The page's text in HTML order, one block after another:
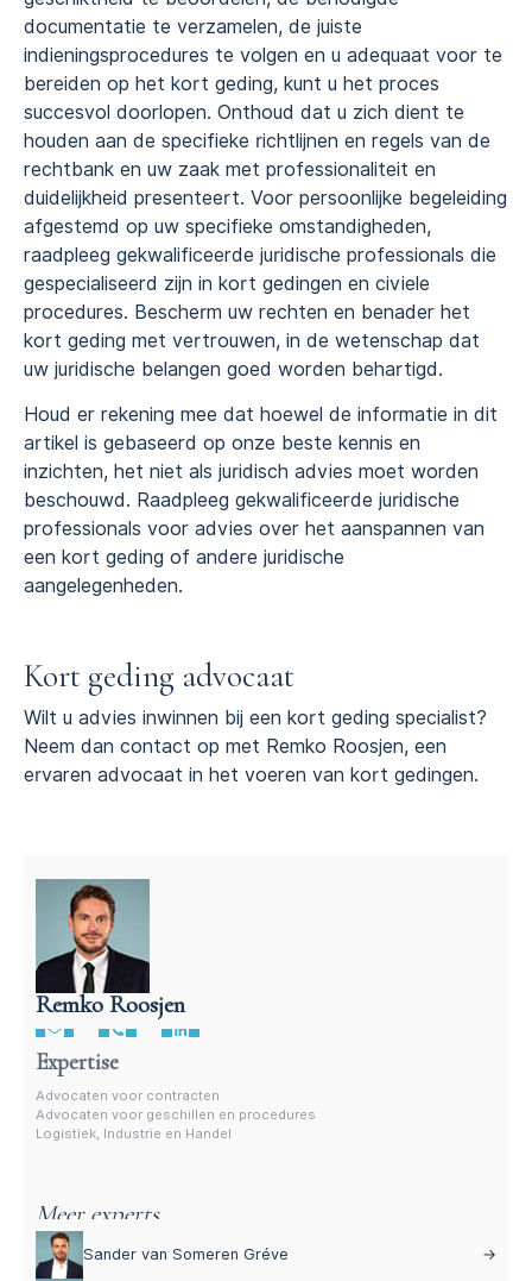
documentatie te verzamelen, de juiste
indieningsprocedures te volgen en u adequaat voor te
bereiden op het kort geding, kunt u het proces
succesvol doorlopen. Onthoud dat u zich dient te
houden aan de specifieke richtlijnen en regels van de
rechtbank en uw zaak met professionaliteit en
duidelijkheid presenteert. Voor persoonlijke begeleiding
afgestemd op uw specifieke omstandigheden,
raadpleeg gekwalificeerde juridische professionals die
gespecialiseerd zijn in kort gedingen en civiele
procedures. Bescherm uw rechten en benader het
kort geding met vertrouwen, in de wetenschap dat
uw juridische belangen goed worden behartigd.
Houd er rekening mee dat hoewel de informatie in dit
artikel is gebaseerd op onze beste kennis en
inzichten, het niet als juridisch advies moet worden
beschouwd. Raadpleeg gekwalificeerde juridische
professionals voor advies over het aanspannen van
een kort geding of andere juridische
aangelegenheden.
Kort geding advocaat
Wilt u advies inwinnen bij een kort geding specialist?
Neem dan contact op met Remko Roosjen, een
ervaren advocaat in het voeren van kort gedingen.
Remko Roosjen
Advocaat voor procedures
Expertise
Advocaten voor contracten
Advocaten voor geschillen en procedures
Logistiek, Industrie en Handel
Meer experts
Sander van Someren Gréve →